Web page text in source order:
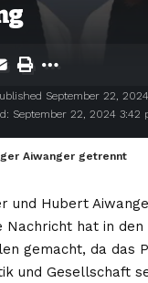
September 22, 2024 3:42
September 22, 2024
Aiwanger getrennt
und Hubert
Nachricht hat in den
gemacht, da das
und Gesellschaft